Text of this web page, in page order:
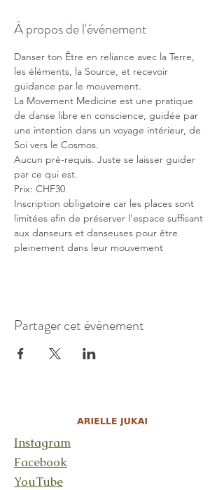
À propos de l'événement
Danser ton Être en reliance avec la Terre,
les éléments, la Source, et recevoir
guidance par le mouvement.
La Movement Medicine est une pratique
de danse libre en conscience, guidée par
une intention dans un voyage intérieur, de
Soi vers le Cosmos.
Aucun pré-requis. Juste se laisser guider
par ce qui est.
Prix: CHF30
Inscription obligatoire car les places sont
limitées afin de préserver l'espace suffisant
aux danseurs et danseuses pour être
pleinement dans leur mouvement
Partager cet événement
Instagram
Facebook
YouTube